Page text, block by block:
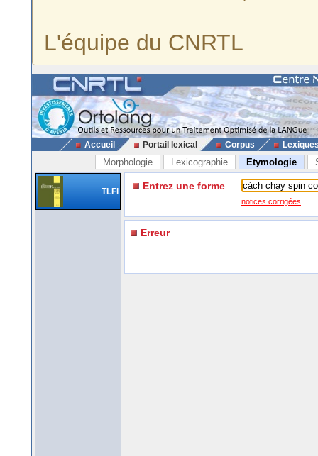
L'équipe du CNRTL
Accueil Portail lexical Corpus
Morphologie Lexicographie Etymologie
TLFi Entrez une forme
notices corrigées
Erreur